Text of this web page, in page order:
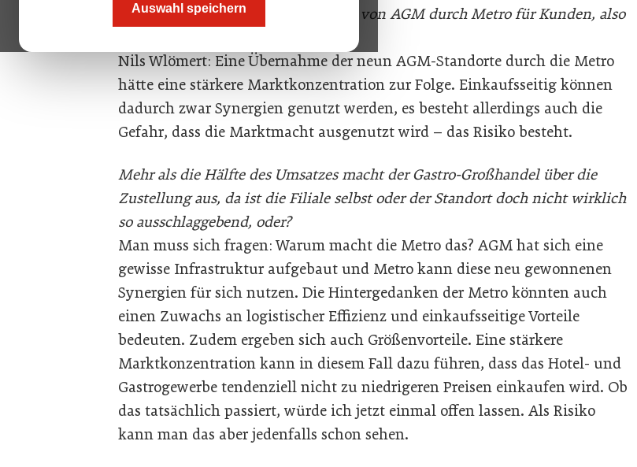
Auswahl speichern
ÖGZ:Was bedeutet eine Übernahme von AGM durch Metro für Kunden, also
Nils Wlömert: Eine Übernahme der neun AGM-Standorte durch die Metro
hätte eine stärkere Marktkonzentration zur Folge. Einkaufsseitig können
dadurch zwar Synergien genutzt werden, es besteht allerdings auch die
Gefahr, dass die Marktmacht ausgenutzt wird – das Risiko besteht.
Mehr als die Hälfte des Umsatzes macht der Gastro-Großhandel über die
Zustellung aus, da ist die Filiale selbst oder der Standort doch nicht wirklich
so ausschlaggebend, oder?
Man muss sich fragen: Warum macht die Metro das? AGM hat sich eine
gewisse Infrastruktur aufgebaut und Metro kann diese neu gewonnenen
Synergien für sich nutzen. Die Hintergedanken der Metro könnten auch
einen Zuwachs an logistischer Effizienz und einkaufsseitige Vorteile
bedeuten. Zudem ergeben sich auch Größenvorteile. Eine stärkere
Marktkonzentration kann in diesem Fall dazu führen, dass das Hotel- und
Gastrogewerbe tendenziell nicht zu niedrigeren Preisen einkaufen wird. Ob
das tatsächlich passiert, würde ich jetzt einmal offen lassen. Als Risiko
kann man das aber jedenfalls schon sehen.